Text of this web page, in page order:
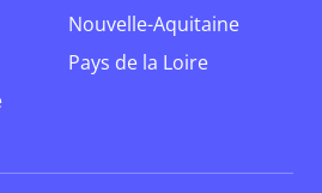
Nouvelle-Aquitaine
Pays de la Loire